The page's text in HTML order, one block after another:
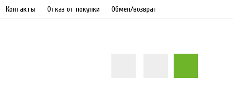
Контакты Отказ от покупки Обмен/возврат